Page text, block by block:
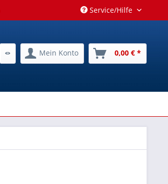
Service/Hilfe
Mein Konto 0,00 € *